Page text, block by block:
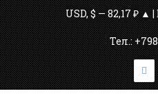
USD, $ — 82,17 ₽ ▲
Тел.: